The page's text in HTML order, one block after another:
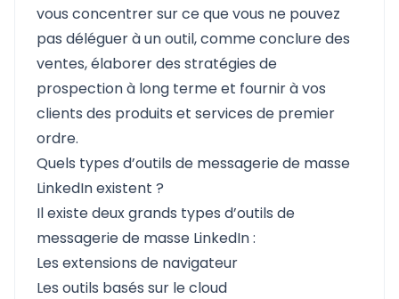
vous concentrer sur ce que vous ne pouvez
pas déléguer à un outil, comme conclure des
ventes, élaborer des stratégies de
prospection à long terme et fournir à vos
clients des produits et services de premier
ordre.
Quels types d’outils de messagerie de masse
LinkedIn existent ?
Il existe deux grands types d’outils de
messagerie de masse LinkedIn :
Les extensions de navigateur
Les outils basés sur le cloud